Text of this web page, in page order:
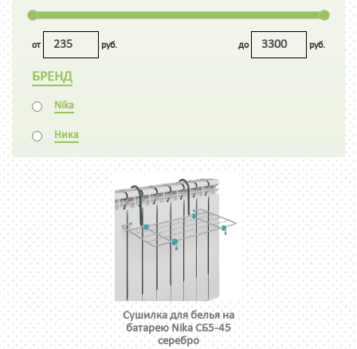
от руб. до руб.
БРЕНД
Nika
Ника
Сушилка для белья на
батарею Nika СБ5-45
серебро